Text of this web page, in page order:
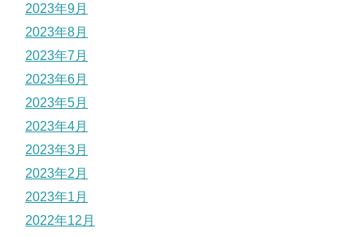
2023年9月
2023年8月
2023年7月
2023年6月
2023年5月
2023年4月
2023年3月
2023年2月
2023年1月
2022年12月